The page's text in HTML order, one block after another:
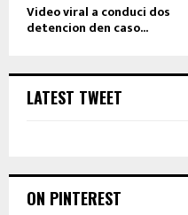
Video viral a conduci dos
detencion den caso...
LATEST TWEET
ON PINTEREST